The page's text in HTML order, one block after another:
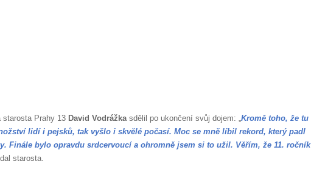
starosta Prahy 13 David Vodrážka sdělil po ukončení svůj dojem: „ Kromě toho, že tu
lidí i pejsků, tak vyšlo i skvělé počasí. Moc se mně líbil rekord, který padl
Finále bylo opravdu srdcervoucí a ohromně jsem si to užil. Věřím, že 11. ročník
starosta.